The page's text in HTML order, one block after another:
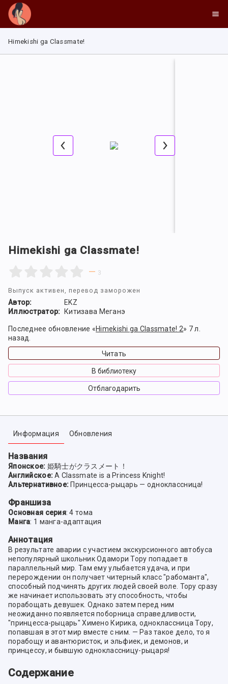
Himekishi ga Classmate!
Himekishi ga Classmate!
— 3
Выпуск активен, перевод заморожен
Автор:
EKZ
Иллюстратор:
Китизава Меганэ
Последнее обновление «Himekishi ga Classmate! 2» 7 л.
назад.
Читать
В библиотеку
Отблагодарить
Информация Обновления
Названия
Японское: 姫騎士がクラスメート！
Английское:A Classmate is a Princess Knight!
Альтернативное:Принцесса-рыцарь — одноклассница!
Франшиза
Основная серия: 4 тома
Манга: 1 манга-адаптация
Аннотация
В результате аварии с участием экскурсионного автобуса
непопулярный школьник Одамори Тору попадает в
параллельный мир. Там ему улыбается удача, и при
перерождении он получает читерный класс "рабоманта",
способный подчинять других людей своей воле. Тору сразу
же начинает использовать эту способность, чтобы
порабощать девушек. Однако затем перед ним
неожиданно появляется поборница справедливости,
"принцесса-рыцарь" Химено Кирика, одноклассница Тору,
попавшая в этот мир вместе с ним. — Раз такое дело, то я
порабощу и авантюристок, и эльфиек, и демонов, и
принцессу, и бывшую одноклассницу-рыцаря!
Содержание